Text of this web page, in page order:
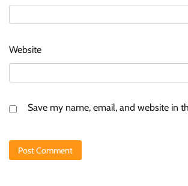
Website
Save my name, email, and website in